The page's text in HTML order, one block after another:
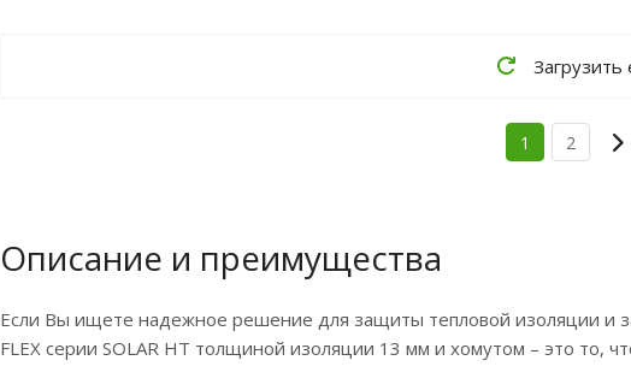
1 2
Описание и преимущества
Если Вы ищете надежное решение для защиты тепловой изоляции и
FLEX серии SOLAR HT толщиной изоляции 13 мм и хомутом – это то,